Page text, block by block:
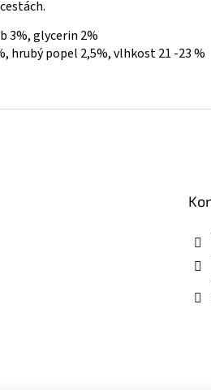
3%, glycerin 2%
hrubý popel 2,5%, vlhkost 21 -23 %